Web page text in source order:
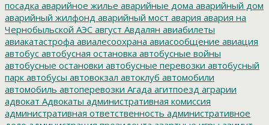
посадка аварийное жилье аварийные дома аварийный дом
аварийный жилфонд аварийный мост авария авария на
Чернобыльской АЭС август Авдалян авиабилеты
авиакатастрофа авиалесоохрана авиасообщение авиация
автобус автобусная остановка автобусные войны
автобусные остановки автобусные перевозки автобусный
парк автобусы автовокзал автоклуб автомобили
автомобиль автоперевозки Агада агитпоезд аграрии
адвокат Адвокаты административная комиссия
административная ответственность административное